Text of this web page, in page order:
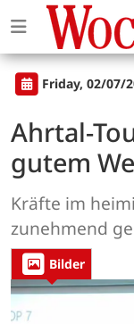
Friday, 02/07/
Ahrtal-
gutem
Kräfte im
zunehmend
Bilder